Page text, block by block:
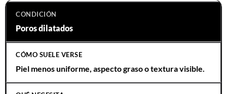
Poros dilatados
Piel menos uniforme, aspecto graso o textura visible.